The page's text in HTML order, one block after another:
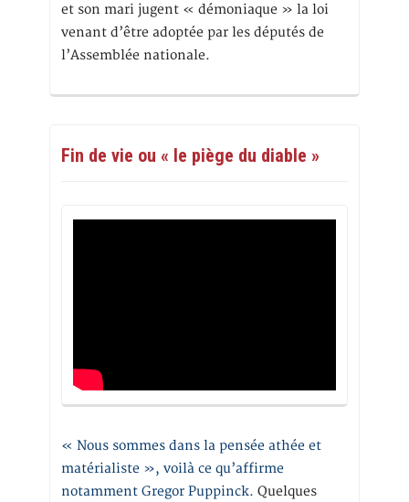
et son mari jugent « démoniaque » la loi
venant d’être adoptée par les députés de
l’Assemblée nationale.
Fin de vie ou « le piège du diable »
« Nous sommes dans la pensée athée et
matérialiste », voilà ce qu’affirme
notamment Gregor Puppinck. Quelques